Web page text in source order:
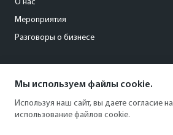
О нас
Мероприятия
Разговоры о бизнесе
+7 (495) 797-69-70
Мы используем файлы cookie.
Используя наш сайт, вы даете согласие на
использование файлов cookie.